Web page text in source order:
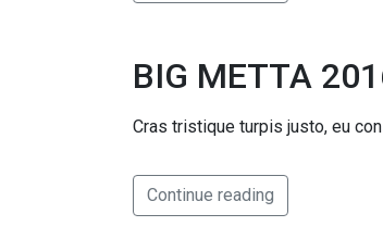
BIG METTA
Cras tristique turpis justo, eu
Continue reading